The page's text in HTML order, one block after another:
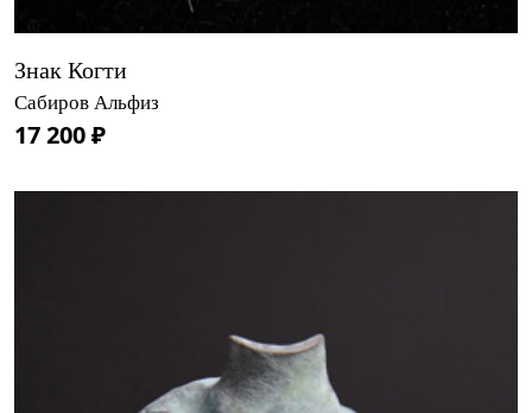
Знак Когти
Сабиров Альфиз
17 200 ₽